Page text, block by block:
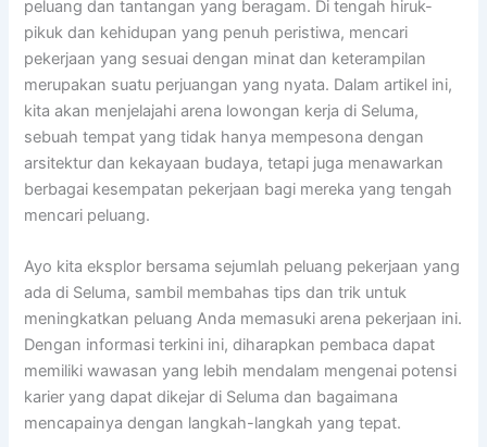
peluang dan tantangan yang beragam. Di tengah hiruk-
pikuk dan kehidupan yang penuh peristiwa, mencari
pekerjaan yang sesuai dengan minat dan keterampilan
merupakan suatu perjuangan yang nyata. Dalam artikel ini,
kita akan menjelajahi arena lowongan kerja di Seluma,
sebuah tempat yang tidak hanya mempesona dengan
arsitektur dan kekayaan budaya, tetapi juga menawarkan
berbagai kesempatan pekerjaan bagi mereka yang tengah
mencari peluang.
Ayo kita eksplor bersama sejumlah peluang pekerjaan yang
ada di Seluma, sambil membahas tips dan trik untuk
meningkatkan peluang Anda memasuki arena pekerjaan ini.
Dengan informasi terkini ini, diharapkan pembaca dapat
memiliki wawasan yang lebih mendalam mengenai potensi
karier yang dapat dikejar di Seluma dan bagaimana
mencapainya dengan langkah-langkah yang tepat.